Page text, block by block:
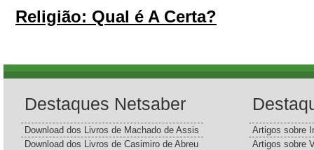
Religião: Qual é A Certa?
Destaques Netsaber
Download dos Livros de Machado de Assis
Download dos Livros de Casimiro de Abreu
Artigos sobre
Artigos sobre